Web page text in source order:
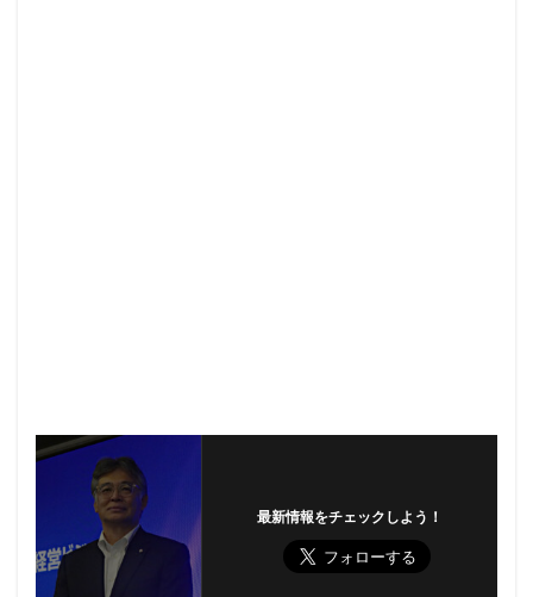
最新情報をチェックしよう！